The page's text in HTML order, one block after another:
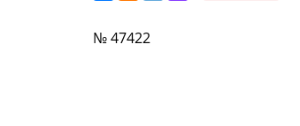
№ 47422